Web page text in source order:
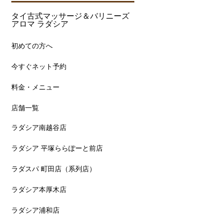
タイ古式マッサージ＆バリニーズ
アロマ ラダシア
初めての方へ
今すぐネット予約
料金・メニュー
店舗一覧
ラダシア南越谷店
ラダシア 平塚ららぽーと前店
ラダスパ 町田店（系列店）
ラダシア本厚木店
ラダシア浦和店